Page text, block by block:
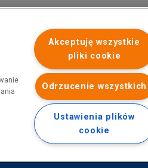
uzyskał
związana z nagłymi
Akceptuję wszystkie
pliki cookie
Odrzucenie wszystkich
Ustawienia plików
cookie